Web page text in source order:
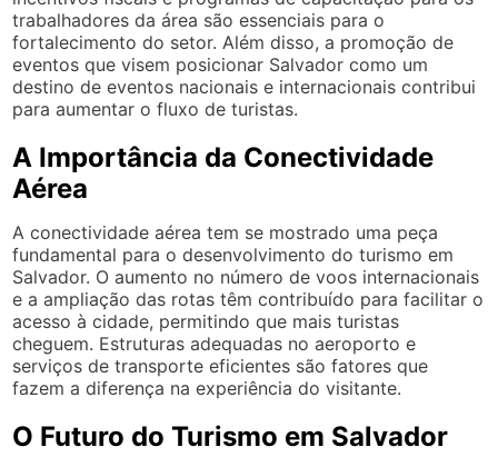
trabalhadores da área são essenciais para o
fortalecimento do setor. Além disso, a promoção de
eventos que visem posicionar Salvador como um
destino de eventos nacionais e internacionais contribui
para aumentar o fluxo de turistas.
A Importância da Conectividade
Aérea
A conectividade aérea tem se mostrado uma peça
fundamental para o desenvolvimento do turismo em
Salvador. O aumento no número de voos internacionais
e a ampliação das rotas têm contribuído para facilitar o
acesso à cidade, permitindo que mais turistas
cheguem. Estruturas adequadas no aeroporto e
serviços de transporte eficientes são fatores que
fazem a diferença na experiência do visitante.
O Futuro do Turismo em Salvador